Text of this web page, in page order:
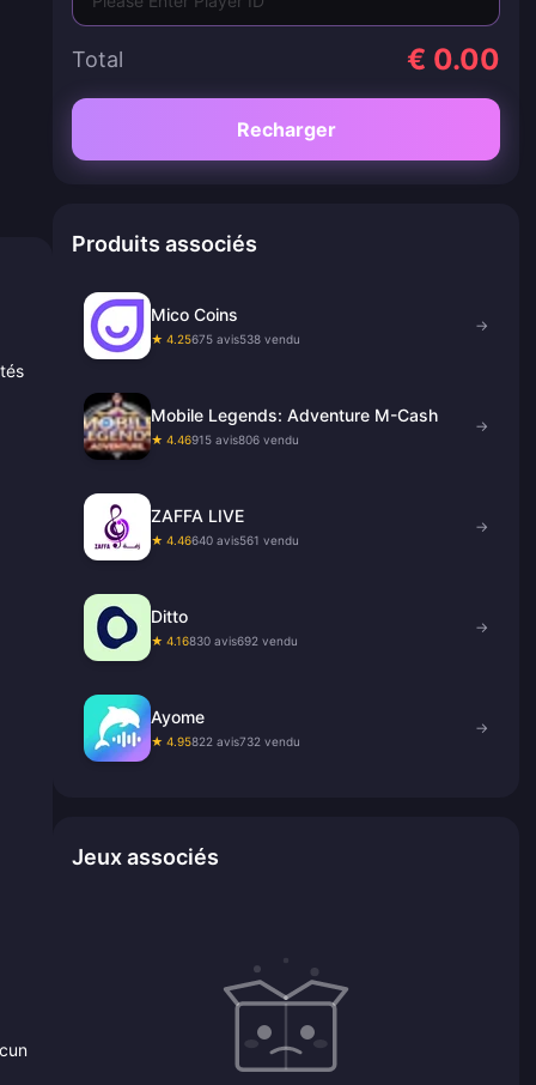
Total € 0.00
Recharger
Produits associés
Mico Coins
★ 4.25675 avis538 vendu
→
Mobile Legends: Adventure M-Cash
★ 4.46915 avis806 vendu
→
ZAFFA LIVE
★ 4.46640 avis561 vendu
→
Ditto
★ 4.16830 avis692 vendu
→
Ayome
★ 4.95822 avis732 vendu
→
Jeux associés